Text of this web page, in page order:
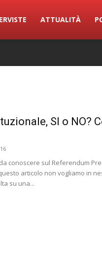
ATTUALITÀ
SI o NO?
conoscere sul Referendum
articolo non vogliamo in
su una...